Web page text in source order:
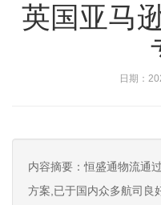
英国亚马
日期：
内容摘要：恒盛通物流通
方案,已于国内众多航司良